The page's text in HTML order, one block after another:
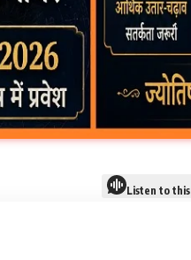
Listen to this